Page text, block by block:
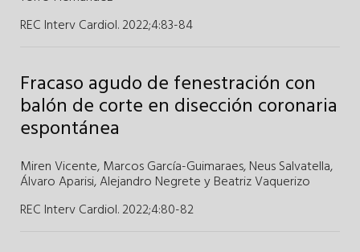
REC Interv Cardiol. 2022;4:83-84
Fracaso agudo de fenestración con
balón de corte en disección coronaria
espontánea
Miren Vicente, Marcos García-Guimaraes,Neus Salvatella,
Álvaro Aparisi,Alejandro NegreteyBeatriz Vaquerizo
REC Interv Cardiol. 2022;4:80-82